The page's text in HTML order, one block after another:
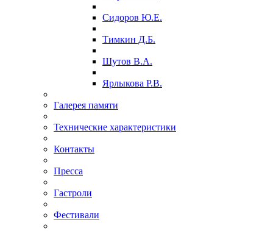
Сидоров Ю.Е.
Тимкин Д.Б.
Шутов В.А.
Ярлыкова Р.В.
Галерея памяти
Технические характеристики
Контакты
Пресса
Гастроли
Фестивали